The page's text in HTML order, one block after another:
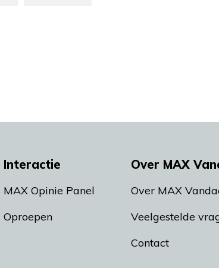
Interactie
MAX Opinie Panel
Oproepen
Over MAX
Over MAX
Veelgestelde
Contact